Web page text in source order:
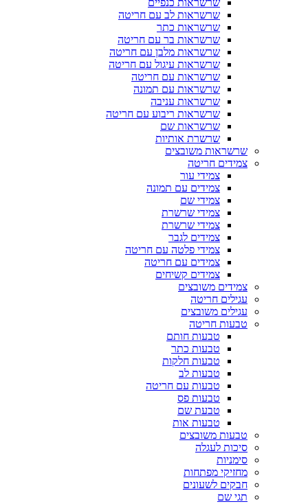
שרשראות לב עם חריטה
שרשראות כתר
שרשראות בר עם חריטה
שרשראות מלבן עם חריטה
שרשראות עיגול עם חריטה
שרשראות עם חריטה
שרשראות עם תמונה
שרשראות עניבה
שרשראות ריבוע עם חריטה
שרשראות שם
שרשרת אותיות
שרשראות משובצים
צמידים חריטה
צמידי עור
צמידים עם תמונה
צמידי שם
צמידי שרשרת
צמידי שרשרת
צמידים לגבר
צמידי פלטה עם חריטה
צמידים עם חריטה
צמידים קשיחים
צמידים משובצים
עגילים חריטה
עגילים משובצים
טבעות חריטה
טבעות חותם
טבעות כתר
טבעות חלקות
טבעות לב
טבעות עם חריטה
טבעות פס
טבעת שם
טבעות אות
טבעות משובצים
סיכות לעגלה
סימניות
מחזיקי מפתחות
חבקים לשעונים
תגי שם